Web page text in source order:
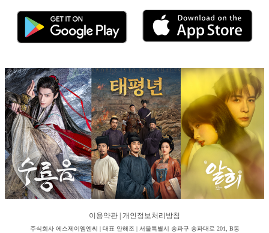
이용약관 개인정보처리방침
주식회사 에스제이엠엔씨 | 대표 안해조 | 서울특별시 송파구 송파대로 201, B동